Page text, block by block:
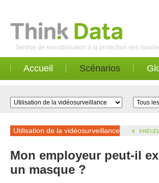
Service de sensibilisation à la protection des
Accueil Scénarios
Utilisation de la vidéosurveillance
Mon employeur peut-il
un masque ?